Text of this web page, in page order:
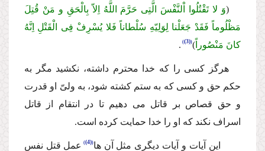
(وَ لا تَقْتُلُوا اْلنَّفْسَ الَّتِى حَرَّمَ اللَّهُ اِلاّ بِالْحَقِ و مَنْ قُتِلَ
مَظْلُوماً فَقَدْ جَعَلْنا لِوَلِیّهِ سُلْطاناً فَلا یُسْرِفْ فِى الْقَتْلِ اِنَّهُ
كانَ مَنْصُوراً )
(3)
.
هرگز كسى را كه خدا محترم داشته، نكشید مگر به
حكم حق و كسى كه به ستم كشته شود، به ولىّ او قدرت
و حق قصاص بر قاتل مى دهیم تا در انتقام از قاتل
اسراف نكند كه او را خدا حمایت كرده است.
این آیات و آیات دیگرى مثل آن ها (4)
عمل قتل نفس